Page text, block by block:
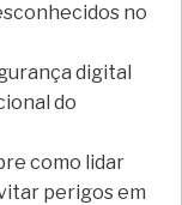
no
digital
do
como lidar
perigos em